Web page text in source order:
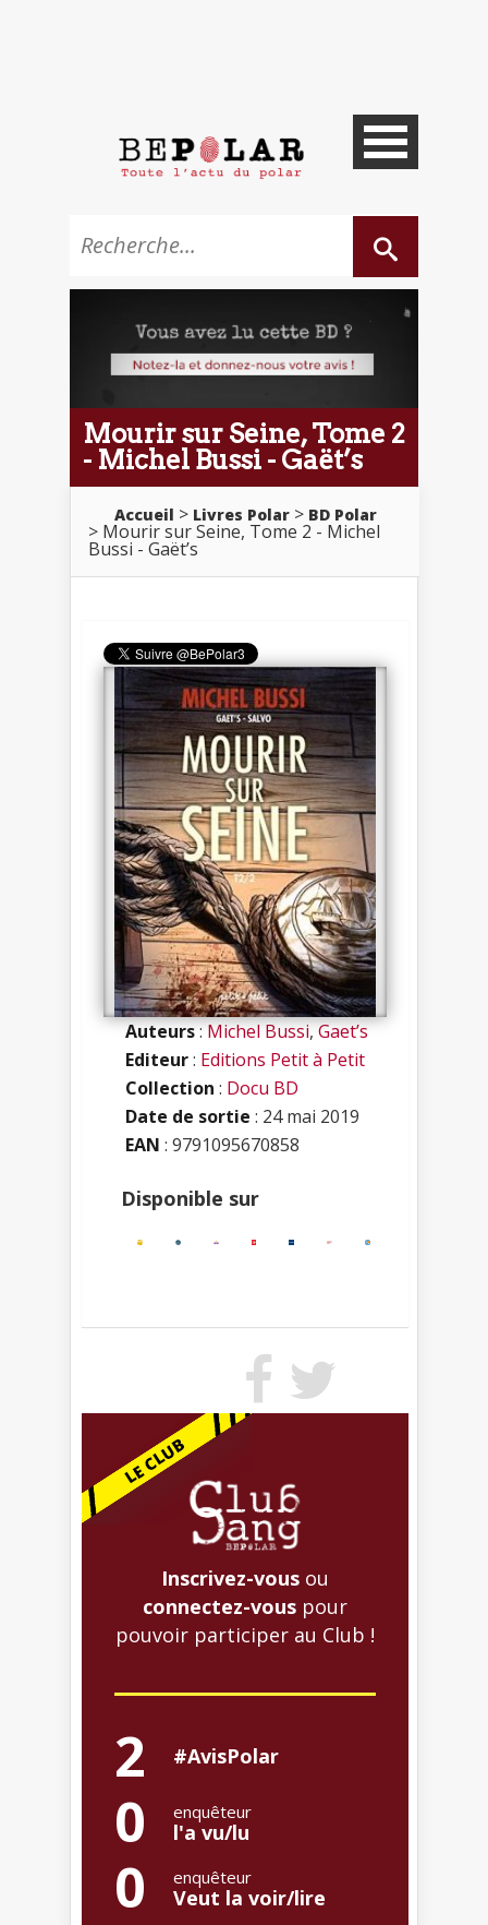
Mourir sur Seine, Tome 2
- Michel Bussi - Gaët’s
Accueil Livres Polar BD Polar
Mourir sur Seine, Tome 2 - Michel
Bussi - Gaët’s
Auteurs:Michel Bussi,Gaet’s
Editeur: Editions Petit à Petit
Collection : Docu BD
Date de sortie : 24 mai 2019
EAN : 9791095670858
Disponible sur
Inscrivez-vous ou
connectez-vous pour
pouvoir participer au Club !
2 #AvisPolar
0 enquêteur
l'a vu/lu
0 enquêteur
Veut la voir/lire